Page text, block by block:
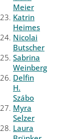
Meier
Katrin
Heimes
Nicolai
Butscher
Sabrina
Weinberg
Delfin
H.
Szábo
Myra
Selzer
Laura